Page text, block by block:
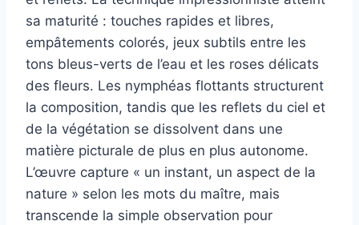
sa maturité : touches rapides et libres,
empâtements colorés, jeux subtils entre les
tons bleus-verts de l’eau et les roses délicats
des fleurs. Les nymphéas flottants structurent
la composition, tandis que les reflets du ciel et
de la végétation se dissolvent dans une
matière picturale de plus en plus autonome.
L’œuvre capture « un instant, un aspect de la
nature » selon les mots du maître, mais
transcende la simple observation pour